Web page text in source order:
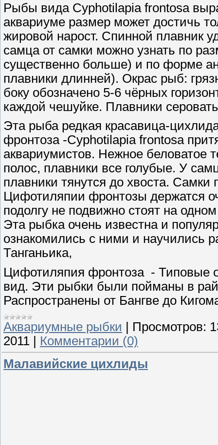
Рыбы вида Cyphotilapia frontosa
аквариуме размер может достичь
жировой нарост. Спинной плавник
самца от самки можно узнать по
существенно больше) и по форме
плавники длинней). Окрас рыб:
боку обозначено 5-6 чёрных
каждой чешуйке. Плавники
Эта рыба редкая красавица-
фронтоза -Cyphotilapia frontosa
аквариумистов. Нежное беловатое
полос, плавники все голубые. У
плавники тянутся до хвоста.
Цифотиляпии фронтозы держатся
подолгу не подвижно стоят на
Эта рыбка очень известна и
ознакомились с ними и научились
Танганьика,
Цифотиляпия фронтоза - Типовые
вид. Эти рыбки были пойманы в
Распространены от Бангве до
Аквариумные рыбки | Просмотров:
2011 | Комментарии (0)
Малавийские цихлиды